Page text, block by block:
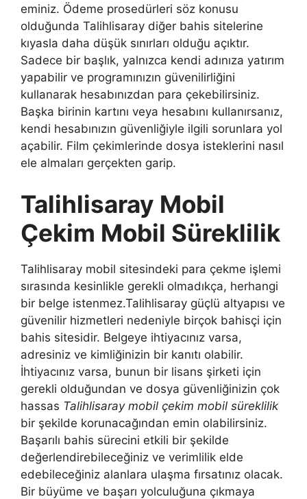
eminiz. Ödeme prosedürleri söz konusu
olduğunda Talihlisaray diğer bahis sitelerine
kıyasla daha düşük sınırları olduğu açıktır.
Sadece bir başlık, yalnızca kendi adınıza yatırım
yapabilir ve programınızın güvenilirliğini
kullanarak hesabınızdan para çekebilirsiniz.
Başka birinin kartını veya hesabını kullanırsanız,
kendi hesabınızın güvenliğiyle ilgili sorunlara yol
açabilir. Film çekimlerinde dosya isteklerini nasıl
ele almaları gerçekten garip.
Talihlisaray Mobil
Çekim Mobil Süreklilik
Talihlisaray mobil sitesindeki para çekme işlemi
sırasında kesinlikle gerekli olmadıkça, herhangi
bir belge istenmez.Talihlisaray güçlü altyapısı ve
güvenilir hizmetleri nedeniyle birçok bahisçi için
bahis sitesidir. Belgeye ihtiyacınız varsa,
adresiniz ve kimliğinizin bir kanıtı olabilir.
İhtiyacınız varsa, bunun bir lisans şirketi için
gerekli olduğundan ve dosya güvenliğinizin çok
hassas Talihlisaray mobil çekim mobil süreklilik
bir şekilde korunacağından emin olabilirsiniz.
Başarılı bahis sürecini etkili bir şekilde
değerlendirebileceğiniz ve verimlilik elde
edebileceğiniz alanlara ulaşma fırsatınız olacak.
Bir büyüme ve başarı yolculuğuna çıkmaya